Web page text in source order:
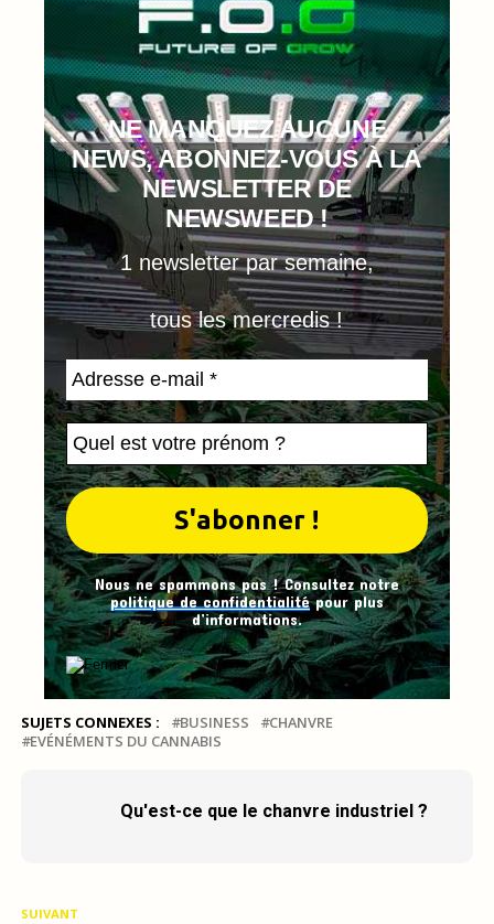
NE MANQUEZ AUCUNE
NEWS, ABONNEZ-VOUS À LA
NEWSLETTER DE
NEWSWEED !
1 newsletter par semaine,
tous les mercredis !
Nous ne spammons pas ! Consultez notre
politique de confidentialitépour plus
d’informations.
SUJETS CONNEXES : BUSINESS
CHANVRE
EVÉNÉMENTS DU CANNABIS
Qu'est-ce que le chanvre industriel ?
SUIVANT